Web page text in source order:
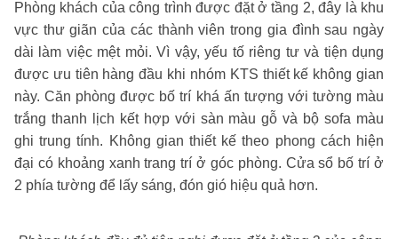
Phòng khách của công trình được đặt ở tầng 2, đây là khu
vực thư giãn của các thành viên trong gia đình sau ngày
dài làm việc mệt mỏi. Vì vậy, yếu tố riêng tư và tiện dụng
được ưu tiên hàng đầu khi nhóm KTS thiết kế không gian
này. Căn phòng được bố trí khá ấn tượng với tường màu
trắng thanh lịch kết hợp với sàn màu gỗ và bộ sofa màu
ghi trung tính. Không gian thiết kế theo phong cách hiện
đại có khoảng xanh trang trí ở góc phòng. Cửa sổ bố trí ở
2 phía tường để lấy sáng, đón gió hiệu quả hơn.